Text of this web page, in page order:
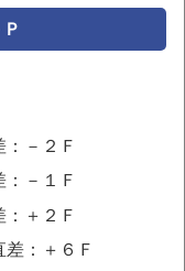
－２Ｆ
－１Ｆ
＋２Ｆ
：＋６Ｆ